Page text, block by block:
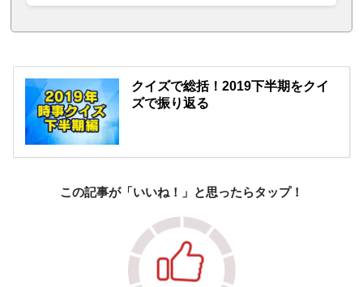
クイズで総括！2019下半期をクイ
ズで振り返る
この記事が「いいね！」と思ったらタップ！